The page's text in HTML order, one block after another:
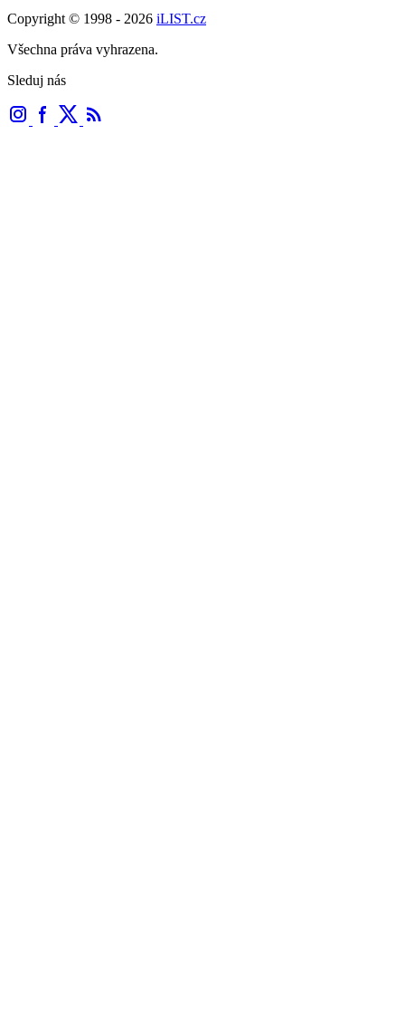
Copyright © 1998 - 2026 iLIST.cz
Všechna práva vyhrazena.
Sleduj nás